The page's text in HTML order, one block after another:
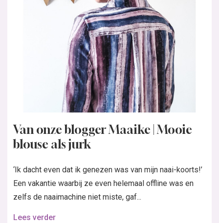
Van onze blogger Maaike | Mooie
blouse als jurk
‘Ik dacht even dat ik genezen was van mijn naai-koorts!’
Een vakantie waarbij ze even helemaal offline was en
zelfs de naaimachine niet miste, gaf...
Lees verder